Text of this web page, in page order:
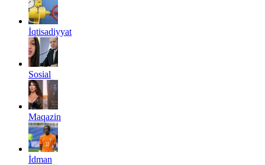
İqtisadiyyat
Sosial
Maqazin
İdman